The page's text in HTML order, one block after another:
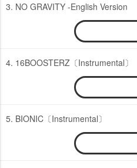
3. NO GRAVITY -English Version
4. 16BOOSTERZ〔Instrumental〕
5. BIONIC〔Instrumental〕